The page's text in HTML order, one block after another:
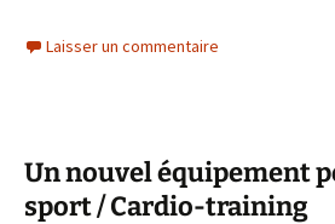
Laisser un commentaire
Un nouvel équipement
sport / Cardio-training